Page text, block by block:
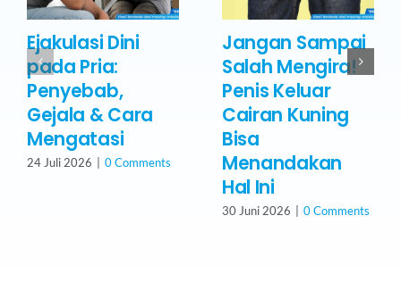
Ejakulasi Dini
pada Pria:
Penyebab,
Gejala & Cara
Mengatasi
24 Juli 2026 0 Comments
Jangan Sampai
Salah Mengira!
Penis Keluar
Cairan Kuning
Bisa
Menandakan
Hal Ini
30 Juni 2026 0 Comments